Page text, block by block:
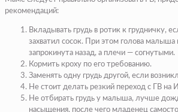
рекомендаций:
Вкладывать грудь в ротик к грудничку,
захватил сосок. При этом голова
запрокинута назад, а плечи — согнутыми.
Кормить кроху по его требованию.
Заменять одну грудь другой, если
Не стоит делать резкий переход с ГВ на
Не отбирать грудь у малыша, лучше
насыщения, после чего младенец